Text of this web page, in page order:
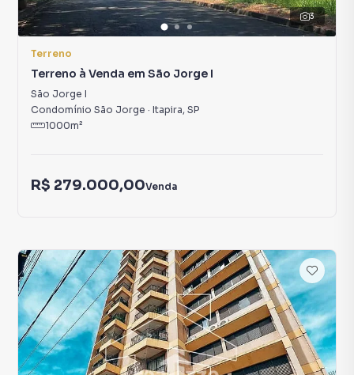
3
Terreno
Terreno à Venda em São Jorge I
São Jorge I
Condomínio São Jorge · Itapira, SP
1000m²
R$ 279.000,00Venda